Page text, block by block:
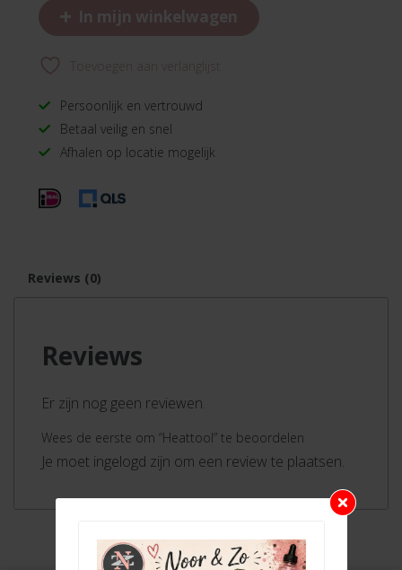
+ In mijn winkelwagen
Persoonlijk en vertrouwd
Betaal veilig en snel
Afhalen op locatie mogelijk
Reviews (0)
Reviews
Er zijn nog geen reviewen.
Wees de eerste om “Heattool” te beoordelen
Je moet ingelogd zijn om een review te plaatsen.